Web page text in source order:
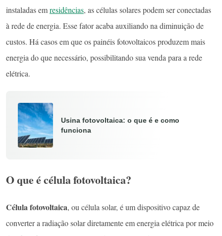
instaladas emresidências, as células solares podem ser conectadas
à rede de energia. Esse fator acaba auxiliando na diminuição de
custos. Há casos em que os painéis fotovoltaicos produzem mais
energia do que necessário, possibilitando sua venda para a rede
elétrica.
Usina fotovoltaica: o que é e como
funciona
O que é célula fotovoltaica?
Célula fotovoltaica, ou célula solar, é um dispositivo capaz de
converter a radiação solar diretamente em energia elétrica por meio